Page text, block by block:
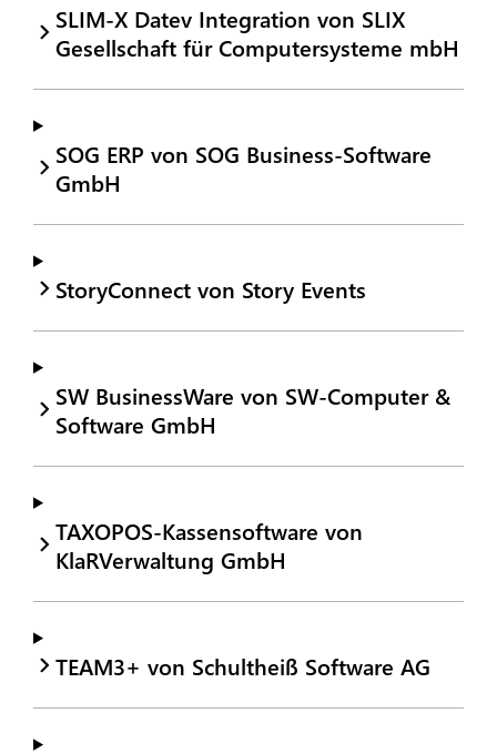
SLIM-X Datev Integration von SLIX
Gesellschaft für Computersysteme mbH
SOG ERP von SOG Business-Software
GmbH
StoryConnect von Story Events
SW BusinessWare von SW-Computer &
Software GmbH
TAXOPOS-Kassensoftware von
KlaRVerwaltung GmbH
TEAM3+ von Schultheiß Software AG